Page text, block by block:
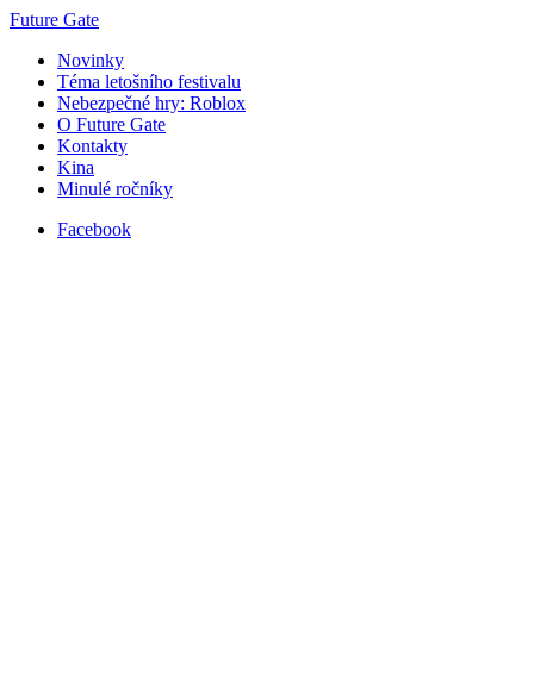
Future Gate
Novinky
Téma letošního festivalu
Nebezpečné hry: Roblox
O Future Gate
Kontakty
Kina
Minulé ročníky
Facebook